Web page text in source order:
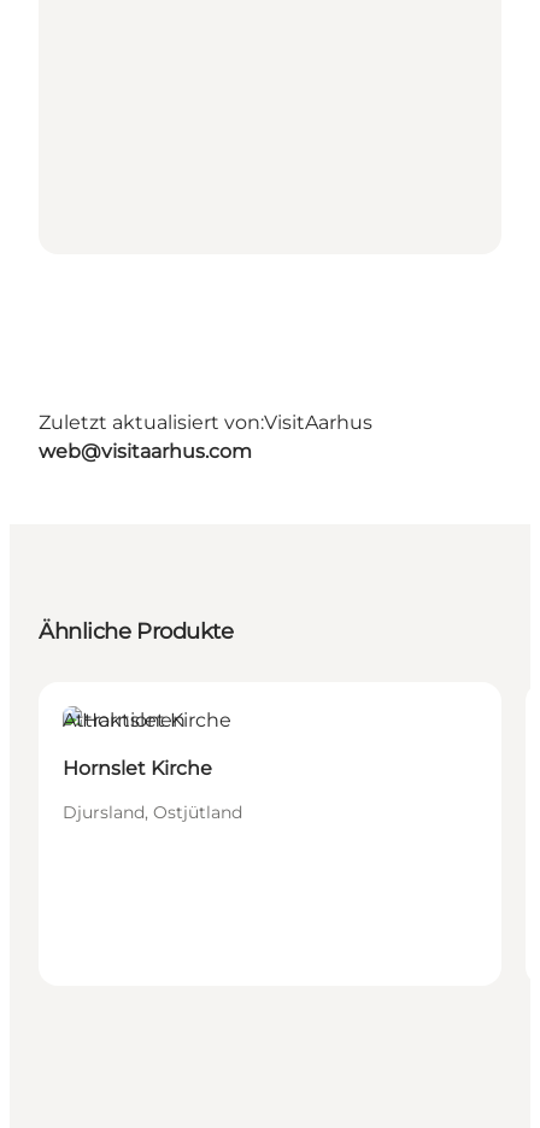
Zuletzt aktualisiert von:VisitAarhus
web@visitaarhus.com
Ähnliche Produkte
Attraktionen
Hornslet Kirche
Djursland, Ostjütland